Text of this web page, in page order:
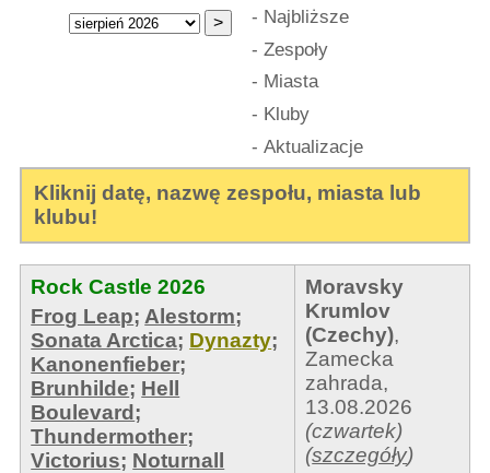
- Najbliższe
- Zespoły
- Miasta
- Kluby
- Aktualizacje
Kliknij datę, nazwę zespołu, miasta lub
klubu!
Rock Castle 2026
Frog Leap; Alestorm;
Sonata Arctica; Dynazty;
Kanonenfieber;
Brunhilde; Hell
Boulevard;
Thundermother;
Victorius; Noturnall
Moravsky
Krumlov
(Czechy),
Zamecka
zahrada,
13.08.2026
(czwartek)
(szczegóły)